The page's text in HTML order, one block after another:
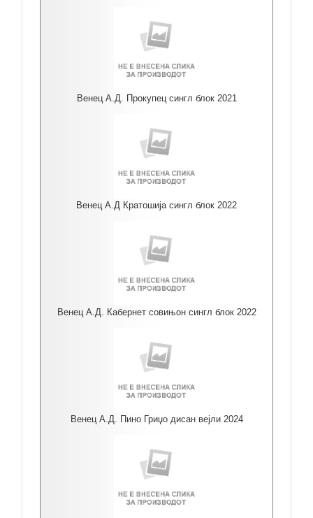
Венец А.Д. Прокупец сингл блок 2021
Венец А.Д Кратошија сингл блок 2022
Венец А.Д. Кабернет совињон сингл блок 2022
Венец А.Д. Пино Гриџо дисан вејли 2024